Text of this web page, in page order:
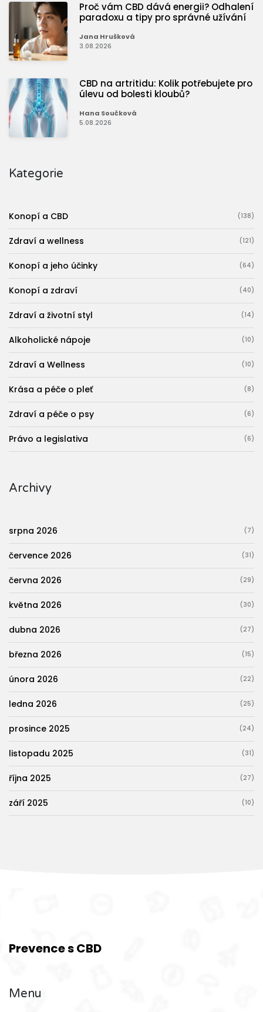
Proč vám CBD dává energii? Odhalení
paradoxu a tipy pro správné užívání
Jana Hrušková
3.08.2026
CBD na artritidu: Kolik potřebujete pro
úlevu od bolesti kloubů?
Hana Součková
5.08.2026
Kategorie
Konopí a CBD (138)
Zdraví a wellness (121)
Konopí a jeho účinky (64)
Konopí a zdraví (40)
Zdraví a životní styl (14)
Alkoholické nápoje (10)
Zdraví a Wellness (10)
Krása a péče o pleť (8)
Zdraví a péče o psy (6)
Právo a legislativa (6)
Archivy
srpna 2026 (7)
července 2026 (31)
června 2026 (29)
května 2026 (30)
dubna 2026 (27)
března 2026 (15)
února 2026 (22)
ledna 2026 (25)
prosince 2025 (24)
listopadu 2025 (31)
října 2025 (27)
září 2025 (10)
Prevence s CBD
Menu